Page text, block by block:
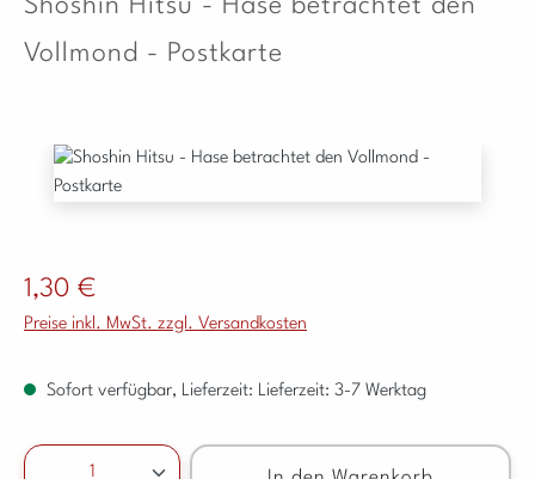
Shoshin Hitsu - Hase betrachtet den
Vollmond - Postkarte
Bildergalerie überspringen
Regulärer Preis:
1,30 €
Preise inkl. MwSt. zzgl. Versandkosten
Sofort verfügbar, Lieferzeit: Lieferzeit: 3-7 Werktag
Produkt Anzahl: Gib den gewünschten Wert ein